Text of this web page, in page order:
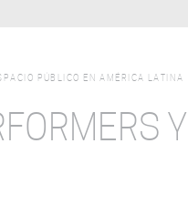
PÚBLICO EN AMÉRICA LATINA